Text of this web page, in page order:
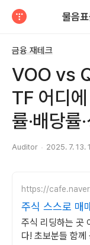
금융 재테크
VOO vs
TF 어디
률·배당률
Auditor 2025. 7. 13.
https://
주식 스스로 매
공부법을 배웁
주식 리딩하는 곳
다! 초보분들 함께